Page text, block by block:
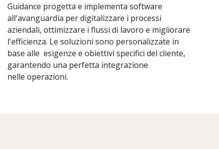
Guidance progetta e implementa software
all'avanguardia per digitalizzare i processi
aziendali, ottimizzare i flussi di lavoro e migliorare
l'efficienza. Le soluzioni sono personalizzate in
base alle esigenze e obiettivi specifici del cliente,
garantendo una perfetta integrazione
nelle operazioni.